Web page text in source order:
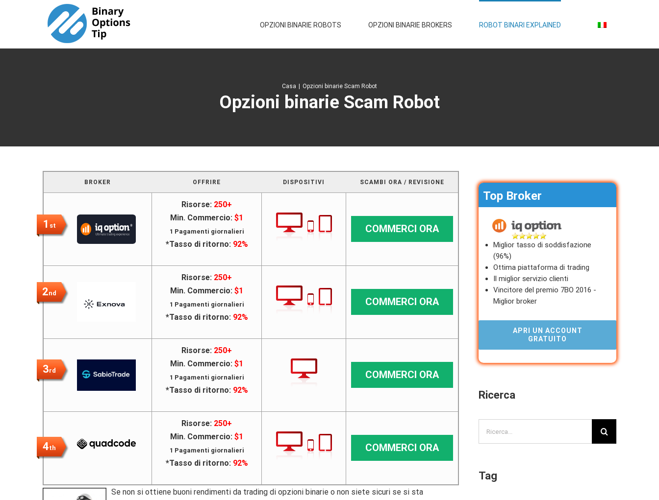
OPZIONI BINARIE ROBOTS OPZIONI BINARIE BROKERS ROBOT BINARI EXPLAINED
Casa Opzioni binarie Scam Robot
Opzioni binarie Scam Robot
BROKER OFFRIRE DISPOSITIVI SCAMBI ORA / REVISIONE
1st
Risorse: 250+
Min. Commercio: $1
1 Pagamenti giornalieri
*Tasso di ritorno: 92%
COMMERCI ORA
2nd
Risorse: 250+
Min. Commercio: $1
1 Pagamenti giornalieri
*Tasso di ritorno: 92%
COMMERCI ORA
3rd
Risorse: 250+
Min. Commercio: $1
1 Pagamenti giornalieri
*Tasso di ritorno: 92%
COMMERCI ORA
4th
Risorse: 250+
Min. Commercio: $1
1 Pagamenti giornalieri
*Tasso di ritorno: 92%
COMMERCI ORA
Se non si ottiene buoni rendimenti da trading di opzioni binarie o non siete sicuri se si sta
Top Broker
Miglior tasso di soddisfazione
(96%)
Ottima piattaforma di trading
Il miglior servizio clienti
Vincitore del premio 7BO 2016 -
Miglior broker
APRI UN ACCOUNT
GRATUITO
Ricerca
Tag